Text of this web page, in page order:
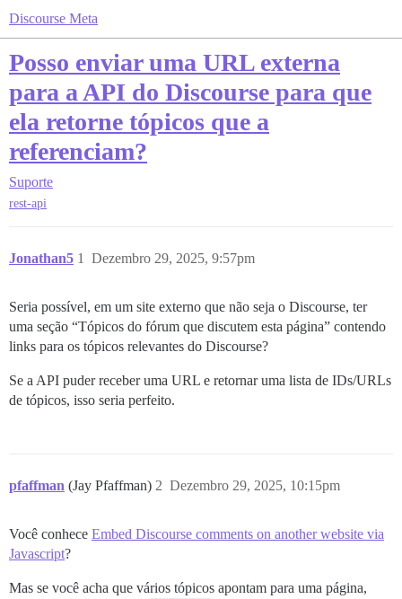
Discourse Meta
Posso enviar uma URL externa
para a API do Discourse para que
ela retorne tópicos que a
referenciam?
Suporte
rest-api
Jonathan5 Dezembro 29, 2025, 9:57pm
1
Seria possível, em um site externo que não seja o Discourse, ter
uma seção “Tópicos do fórum que discutem esta página” contendo
links para os tópicos relevantes do Discourse?
Se a API puder receber uma URL e retornar uma lista de IDs/URLs
de tópicos, isso seria perfeito.
pfaffman (Jay Pfaffman) Dezembro 29, 2025, 10:15pm
2
Você conhece Embed Discourse comments on another website via
Javascript?
Mas se você acha que vários tópicos apontam para uma página,